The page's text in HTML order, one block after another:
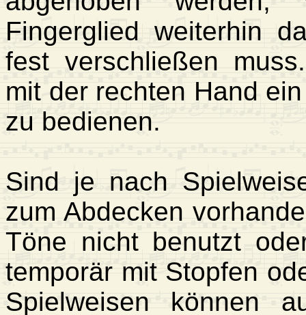
Fingerglied weiterhin
fest verschließen
mit der rechten Hand
zu bedienen.
Sind je nach
zum Abdecken
Töne nicht benutzt
temporär mit Stopfen
Spielweisen können